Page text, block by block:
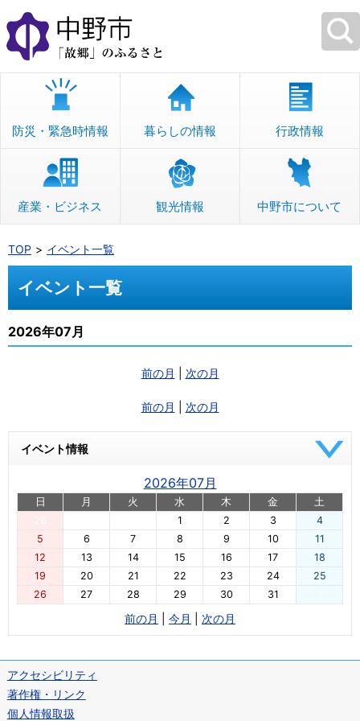
本
文
へ
移
防災・緊急時情報 暮らしの情報 行政情報
産業・ビジネス 観光情報 中野市について
TOP イベント一覧
イベント一覧
2026年07月
前の月 次の月
前の月 次の月
イベント情報
2026年07月
日 月 火 水 木 金
土
1 2 3
4
5
6 7 8 9 10
11
12
13 14 15 16 17
18
19
20 21 22 23 24
25
26
27 28 29 30 31
前の月 今月 次の月
アクセシビリティ
著作権・リンク
個人情報取扱